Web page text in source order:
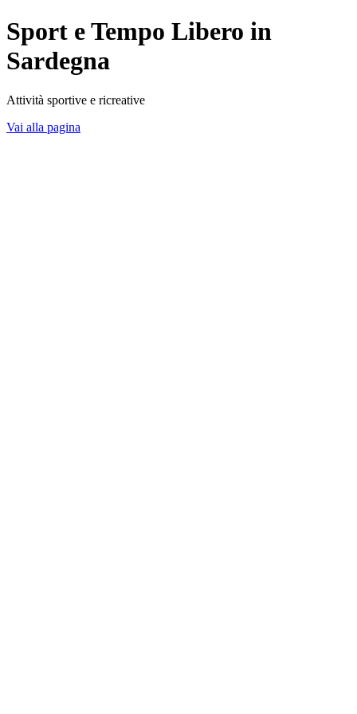
Sport e Tempo Libero in
Sardegna
Attività sportive e ricreative
Vai alla pagina